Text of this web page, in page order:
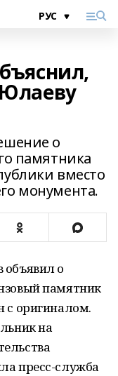
о
памятника
вместо
монумента.
о
памятник
с оригиналом.
на
пресс-служба